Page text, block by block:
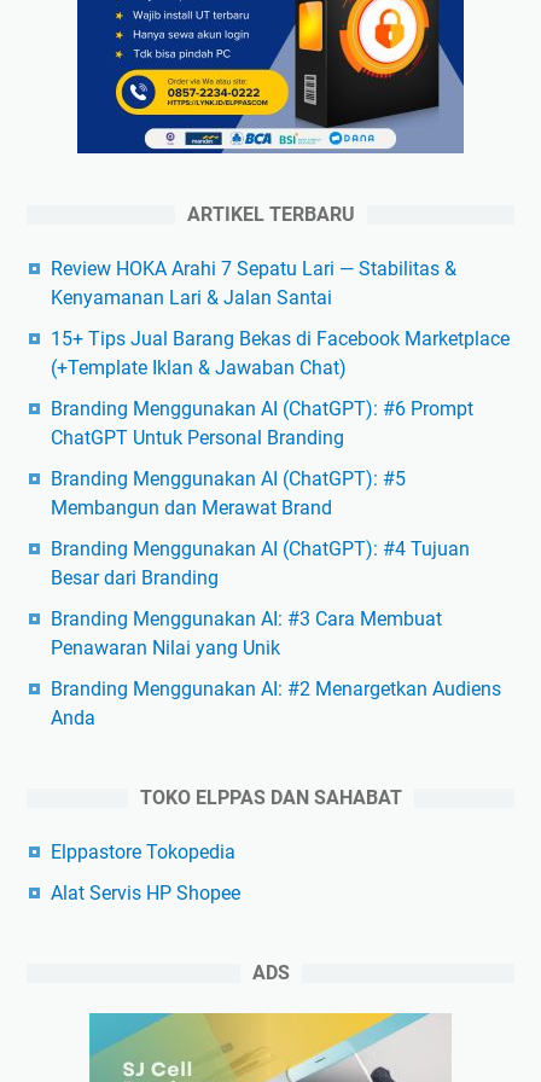
ARTIKEL TERBARU
Review HOKA Arahi 7 Sepatu Lari — Stabilitas &
Kenyamanan Lari & Jalan Santai
15+ Tips Jual Barang Bekas di Facebook Marketplace
(+Template Iklan & Jawaban Chat)
Branding Menggunakan AI (ChatGPT): #6 Prompt
ChatGPT Untuk Personal Branding
Branding Menggunakan AI (ChatGPT): #5
Membangun dan Merawat Brand
Branding Menggunakan AI (ChatGPT): #4 Tujuan
Besar dari Branding
Branding Menggunakan AI: #3 Cara Membuat
Penawaran Nilai yang Unik
Branding Menggunakan AI: #2 Menargetkan Audiens
Anda
TOKO ELPPAS DAN SAHABAT
Elppastore Tokopedia
Alat Servis HP Shopee
ADS